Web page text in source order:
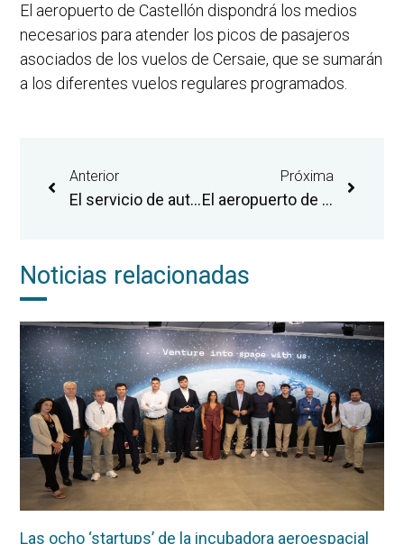
El aeropuerto de Castellón dispondrá los medios
necesarios para atender los picos de pasajeros
asociados de los vuelos de Cersaie, que se sumarán
a los diferentes vuelos regulares programados.
Anterior
El servicio de autobús del aeropuerto de Castellón mantiene la conexión con Valencia en septiembre y octubre para todos los vuelos internacionales
Próxima
El aeropuerto de Castellón avanza en el certificado de descarbonización por su gestión para la reducción de emisiones
Noticias relacionadas
Las ocho ‘startups’ de la incubadora aeroespacial